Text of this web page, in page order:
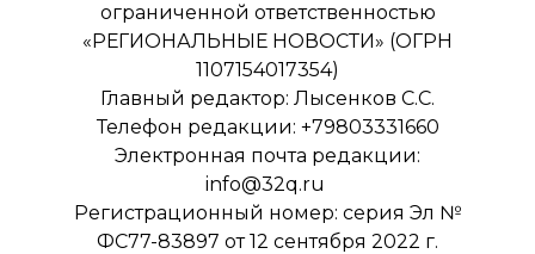
ограниченной ответственностью
«РЕГИОНАЛЬНЫЕ НОВОСТИ» (ОГРН
1107154017354)
Главный редактор: Лысенков С.С.
Телефон редакции: +79803331660
Электронная почта редакции:
info@32q.ru
Регистрационный номер: серия Эл №
ФС77-83897 от 12 сентября 2022 г.